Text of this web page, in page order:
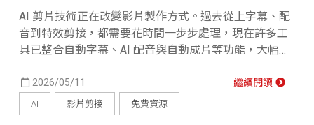
AI 剪片技術正在改變影片製作方式。過去從上字幕、配
音到特效剪接，都需要花時間一步步處理，現在許多工
具已整合自動字幕、AI 配音與自動成片等功能，大幅提
能，推薦 6 款實用工具，解答操作時的常見問題，一次
說完用 AI 剪片的必備知識！ AI 剪片好用嗎？它能做到
哪些事？ AI 剪片好用且最有感的地方，在於它把原本很
2026/05/11 繼續閱讀
AI 影片剪接 免費資源